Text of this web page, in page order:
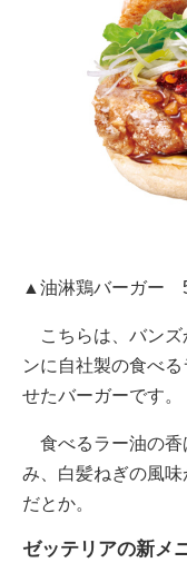
▲油淋鶏バーガー
こちらは、バンズ
ンに自社製の食べ
せたバーガーです。
食べるラー油の香
み、白髪ねぎの風
だとか。
ゼッテリアの新メ